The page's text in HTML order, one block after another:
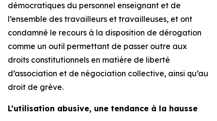
démocratiques du personnel enseignant et de
l’ensemble des travailleurs et travailleuses, et ont
condamné le recours à la disposition de dérogation
comme un outil permettant de passer outre aux
droits constitutionnels en matière de liberté
d’association et de négociation collective, ainsi qu’au
droit de grève.
L’utilisation abusive, une tendance à la hausse